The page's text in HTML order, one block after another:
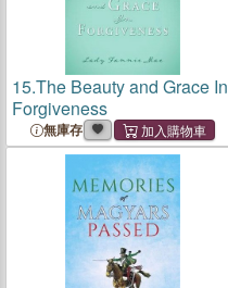
15.The Beauty and Grace In
Forgiveness
無庫存